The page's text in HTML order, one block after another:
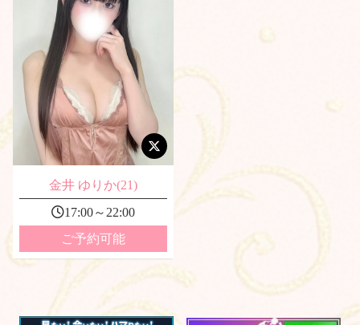
金井 ゆりか(21)
17:00～22:00
ご予約可能